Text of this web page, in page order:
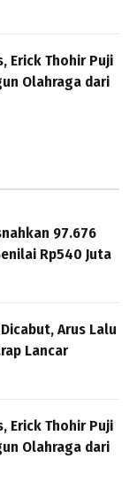
Erick Thohir Puji
Olahraga dari
97.676
Rp540 Juta
Arus Lalu
Lancar
Erick Thohir Puji
Olahraga dari